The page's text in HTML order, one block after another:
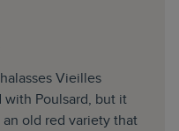
Vieilles
with Poulsard, but it
old red variety that